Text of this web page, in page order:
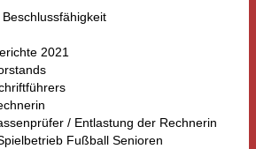
2021
/ Entlastung der Rechnerin
Fußball Senioren